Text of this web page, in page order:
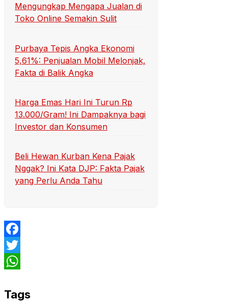
Mengungkap Mengapa Jualan di
Toko Online Semakin Sulit
Purbaya Tepis Angka Ekonomi
5,61%: Penjualan Mobil Melonjak,
Fakta di Balik Angka
Harga Emas Hari Ini Turun Rp
13.000/Gram! Ini Dampaknya bagi
Investor dan Konsumen
Beli Hewan Kurban Kena Pajak
Nggak? Ini Kata DJP: Fakta Pajak
yang Perlu Anda Tahu
Facebook
Twitter
Tags